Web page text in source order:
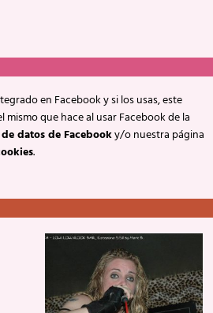
en Facebook y si los usas, este
que hace al usar Facebook de la
datos de Facebooky/o nuestra página
.